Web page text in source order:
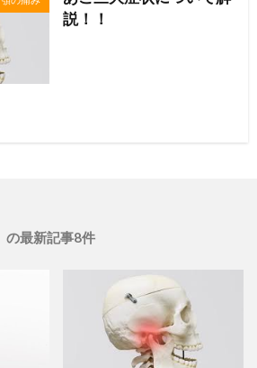
説！！
の最新記事8件